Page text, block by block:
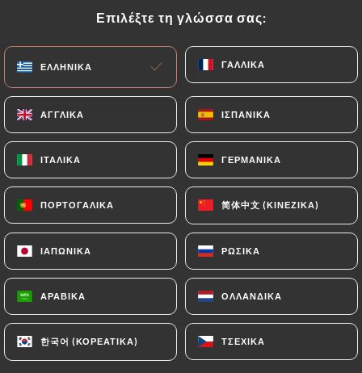
Επιλέξτε τη γλώσσα σας:
ΕΛΛΗΝΙΚΆ ΓΑΛΛΙΚΆ
ΑΓΓΛΙΚΆ ΙΣΠΑΝΙΚΆ
ΙΤΑΛΙΚΆ ΓΕΡΜΑΝΙΚΆ
ΠΟΡΤΟΓΑΛΙΚΆ 简体中文 (ΚΙΝΈΖΙΚΑ)
ΙΑΠΩΝΙΚΆ ΡΩΣΙΚΆ
ΑΡΑΒΙΚΆ ΟΛΛΑΝΔΙΚΆ
한국어 (ΚΟΡΕΆΤΙΚΑ) ΤΣΈΧΙΚΑ
ΑΡΧΙΚΉ/ΕΠΑΦΉ
Επαφή
Chez SAB
Επιλέξτε τη γλώσσα σας:
ΕΛΛΗΝΙΚΆ ΓΑΛΛΙΚΆ
ΑΓΓΛΙΚΆ ΙΣΠΑΝΙΚΆ
ΙΤΑΛΙΚΆ ΓΕΡΜΑΝΙΚΆ
ΠΟΡΤΟΓΑΛΙΚΆ 简体中文 (ΚΙΝΈΖΙΚΑ)
ΙΑΠΩΝΙΚΆ ΡΩΣΙΚΆ
ΑΡΑΒΙΚΆ ΟΛΛΑΝΔΙΚΆ
한국어 (ΚΟΡΕΆΤΙΚΑ) ΤΣΈΧΙΚΑ